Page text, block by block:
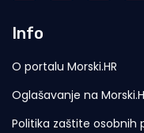
Info
O portalu Morski.HR
Oglašavanje na
Politika zaštite osobnih